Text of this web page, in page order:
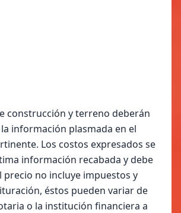
construcción y terreno deberán
información plasmada en el
Los costos expresados se
información recabada y debe
precio no incluye impuestos y
éstos pueden variar de
o la institución financiera a